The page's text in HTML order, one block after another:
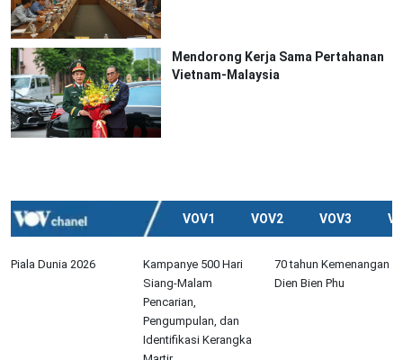
Mendorong Kerja Sama Pertahanan
Vietnam-Malaysia
VOV1 VOV2 VOV3
Piala Dunia 2026
Kampanye 500 Hari
Siang-Malam
Pencarian,
Pengumpulan, dan
Identifikasi Kerangka
70 tahun Kemenangan
Dien Bien Phu